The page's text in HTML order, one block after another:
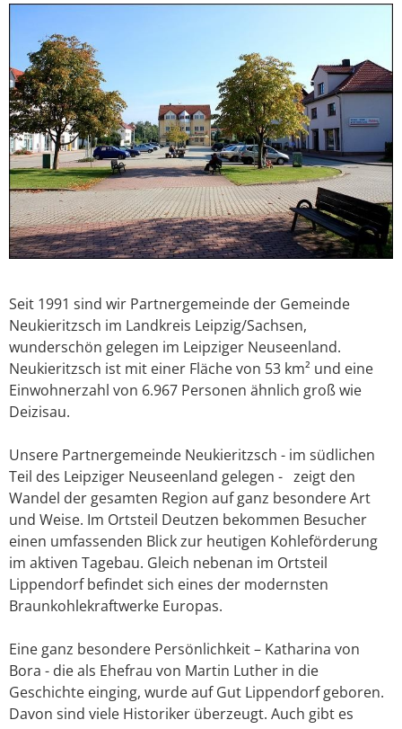
Seit 1991 sind wir Partnergemeinde der Gemeinde
Neukieritzsch im Landkreis Leipzig/Sachsen,
wunderschön gelegen im Leipziger Neuseenland.
Neukieritzsch ist mit einer Fläche von 53 km² und eine
Einwohnerzahl von 6.967 Personen ähnlich groß wie
Deizisau.
Unsere Partnergemeinde Neukieritzsch - im südlichen
Teil des Leipziger Neuseenland gelegen - zeigt den
Wandel der gesamten Region auf ganz besondere Art
und Weise. Im Ortsteil Deutzen bekommen Besucher
einen umfassenden Blick zur heutigen Kohleförderung
im aktiven Tagebau. Gleich nebenan im Ortsteil
Lippendorf befindet sich eines der modernsten
Braunkohlekraftwerke Europas.
Eine ganz besondere Persönlichkeit – Katharina von
Bora - die als Ehefrau von Martin Luther in die
Geschichte einging, wurde auf Gut Lippendorf geboren.
Davon sind viele Historiker überzeugt. Auch gibt es